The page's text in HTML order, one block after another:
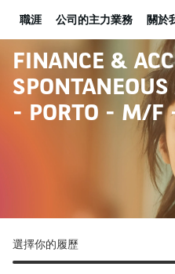
BNP Paribas
職涯 公司的主力業務 關於
FINANCE &
- PORTO - M/F
選擇你的履歷